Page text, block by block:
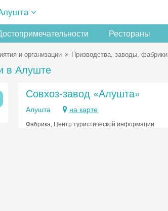
Рестораны
и организации Призводства, заводы, фабрики
в Алуште
Совхоз-завод «Алушта»
Алушта на карте
Фабрика, Центр туристической информации